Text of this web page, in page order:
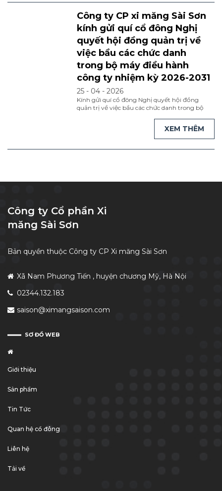
Công ty CP xi măng Sài Sơn
kính gửi quí cổ đông Nghị
quyết hội đồng quản trị về
việc bầu các chức danh
trong bộ máy điều hành
công ty nhiệm kỳ 2026-2031
25 - 04 - 2026
Kính gửi quí cổ đông Nghị quyết hội đồng
quản trị về việc bầu các chức danh trong bộ
Nghị quyết hội đồng quản trị về việc bầu các
chức danh trong bộ máy điều hành công ty
nhiệm kỳ 2026-2031 bản tiếng việt mời quí cổ
...[Đọc tiếp]
XEM THÊM
Công ty Cổ phần Xi
măng Sài Sơn
Bản quyền thuộc Công ty CP Xi măng Sài Sơn
Xã Nam Phương Tiến , huyện chương Mỹ, Hà Nội
02344.132.183
saison@ximangsaison.com
SƠ ĐỒ WEB
Giới thiệu
Sản phẩm
Tin Tức
Quan hệ cổ đông
Liên hệ
Tải về